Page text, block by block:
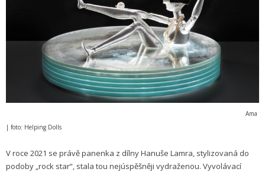
Ama
| foto: Helping Dolls
V roce 2021 se právě panenka z dílny Hanuše Lamra, stylizovaná do
podoby „rock star“, stala tou nejúspěšněji vydraženou. Vyvolávací